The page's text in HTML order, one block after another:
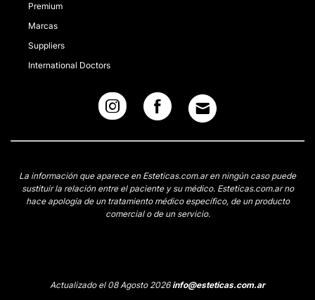
Premium
Marcas
Suppliers
International Doctors
La información que aparece en Esteticas.com.ar en ningún caso puede
sustituir la relación entre el paciente y su médico. Esteticas.com.ar no
hace apología de un tratamiento médico específico, de un producto
comercial o de un servicio.
Actualizado el 08 Agosto 2026info@esteticas.com.ar